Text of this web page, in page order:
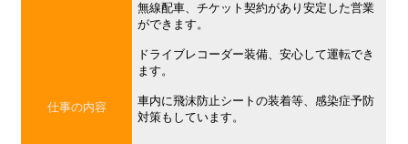
仕事の内容
無線配車、チケット契約があり安定した営業
ができます。
ドライブレコーダー装備、安心して運転でき
ます。
車内に飛沫防止シートの装着等、感染症予防
対策もしています。